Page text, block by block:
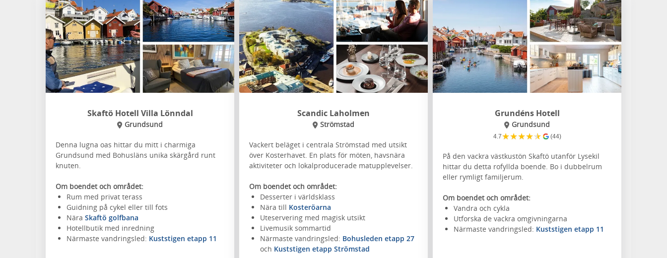
Skaftö Hotell Villa Lönndal
Grundsund
Denna lugna oas hittar du mitt i charmiga
Grundsund med Bohusläns unika skärgård runt
knuten.
Om boendet och området:
Rum med privat terass
Guidning på cykel eller till fots
Nära Skaftö golfbana
Hotellbutik med inredning
Närmaste vandringsled: Kuststigen etapp 11
Scandic Laholmen
Strömstad
Vackert beläget i centrala Strömstad med utsikt
över Kosterhavet. En plats för möten, havsnära
aktiviteter och lokalproducerade matupplevelser.
Om boendet och området:
Desserter i världsklass
Nära till Kosteröarna
Uteservering med magisk utsikt
Livemusik sommartid
Närmaste vandringsled: Bohusleden etapp 27
och Kuststigen etapp Strömstad
Grundéns Hotell
Grundsund
4.7★★★★★ (44)
På den vackra västkustön Skaftö utanför Lysekil
hittar du detta rofyllda boende. Bo i dubbelrum
eller rymligt familjerum.
Om boendet och området:
Vandra och cykla
Utforska de vackra omgivningarna
Närmaste vandringsled: Kuststigen etapp 11